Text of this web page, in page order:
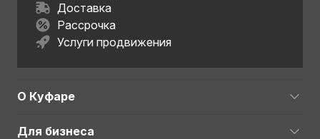
Доставка
Рассрочка
Услуги продвижения
О Куфаре
Для бизнеса